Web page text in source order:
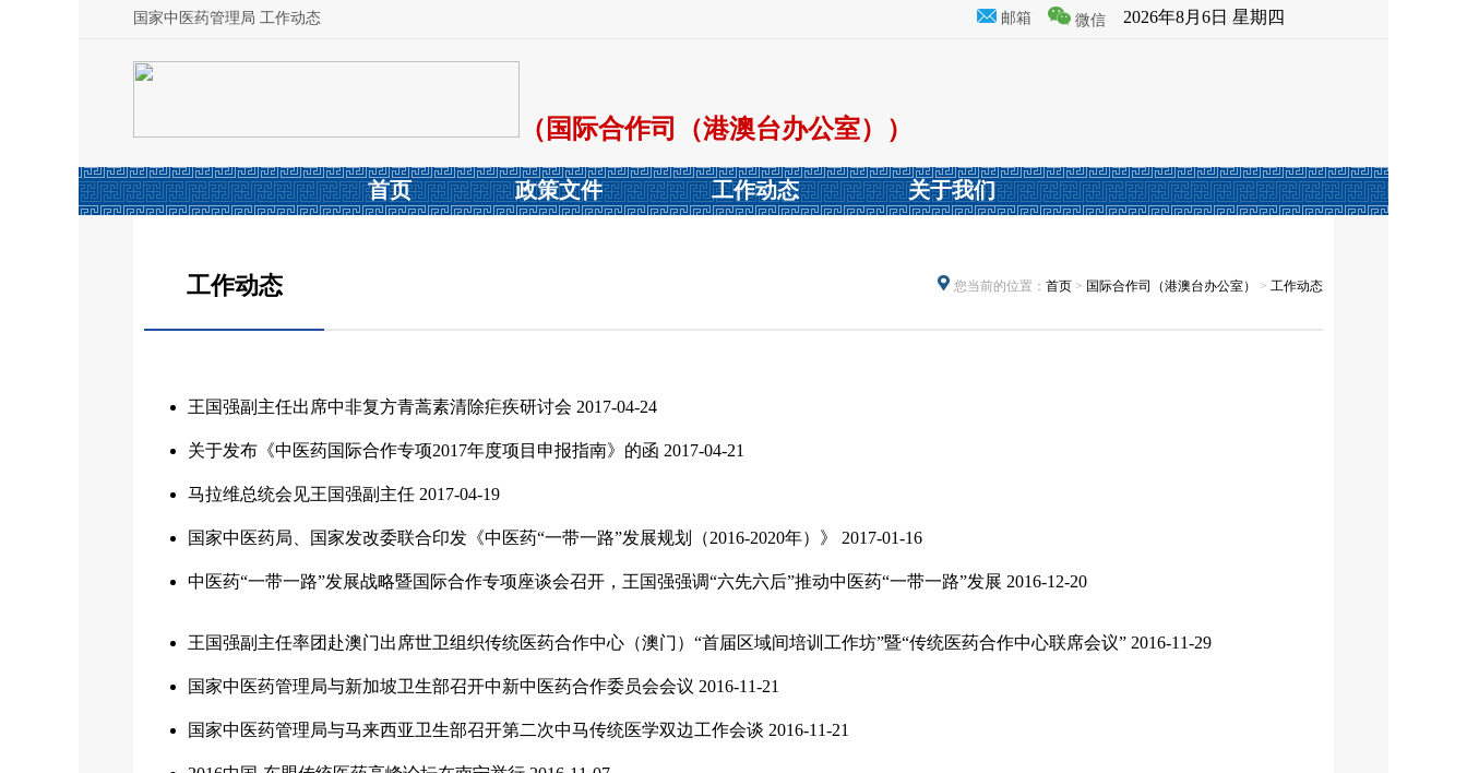
国家中医药管理局 工作动态 邮箱 微信 2026年8月6日 星期四
（国际合作司（港澳台办公室））
首页 政策文件 工作动态 关于我们
工作动态 您当前的位置： 首页 > 国际合作司（港澳台办公室） > 工作动态
王国强副主任出席中非复方青蒿素清除疟疾研讨会 2017-04-24
关于发布《中医药国际合作专项2017年度项目申报指南》的函 2017-04-21
马拉维总统会见王国强副主任 2017-04-19
国家中医药局、国家发改委联合印发《中医药“一带一路”发展规划（2016-2020年）》 2017-01-16
中医药“一带一路”发展战略暨国际合作专项座谈会召开，王国强强调“六先六后”推动中医药“一带一路”发展 2016-12-20
王国强副主任率团赴澳门出席世卫组织传统医药合作中心（澳门）“首届区域间培训工作坊”暨“传统医药合作中心联席会议” 2016-11-29
国家中医药管理局与新加坡卫生部召开中新中医药合作委员会会议 2016-11-21
国家中医药管理局与马来西亚卫生部召开第二次中马传统医学双边工作会谈 2016-11-21